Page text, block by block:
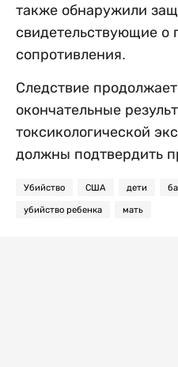
также обнаружили
свидетельствующие о
сопротивления.
Следствие
окончательные
токсикологической
должны подтвердить
Убийство США дети
убийство ребенка мать